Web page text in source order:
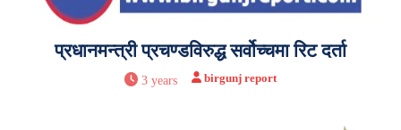
प्रधानमन्त्री प्रचण्डविरुद्ध सर्वोच्चमा रिट दर्ता
3 years birgunj report